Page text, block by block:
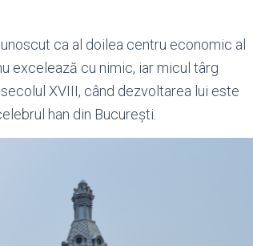
ca al doilea centru economic al
excelează cu nimic, iar micul târg
XVIII, când dezvoltarea lui este
han din București.